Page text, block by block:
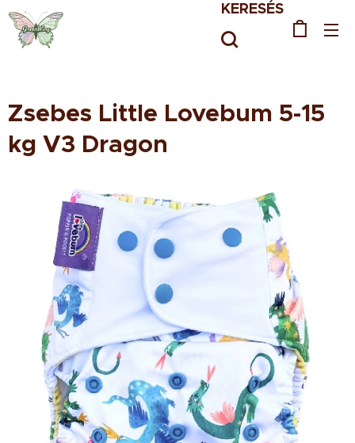
KERESÉS
Zsebes Little Lovebum 5-15
kg V3 Dragon